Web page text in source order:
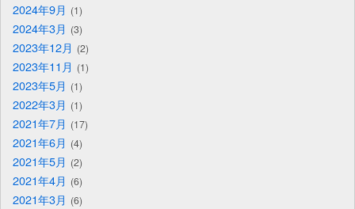
2024年9月 1
2024年3月 3
2023年12月 2
2023年11月 1
2023年5月 1
2022年3月 1
2021年7月 17
2021年6月 4
2021年5月 2
2021年4月 6
2021年3月 6